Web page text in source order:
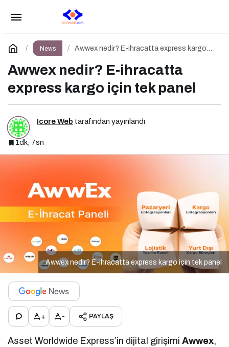
News
Awwex nedir? E-ihracatta express kargo
Awwex nedir? E-ihracatta
express kargo için tek panel
Icore Web tarafından yayınlandı
1dk, 7sn
Awwex nedir? E-ihracatta express kargo için tek panel
+ - PAYLAŞ
Asset Worldwide Express’in dijital girişimiAwwex,
Silifke Yaşar Nakliyat ile Zahmetsiz Taşınma
Deneyimi
Yorum Yap